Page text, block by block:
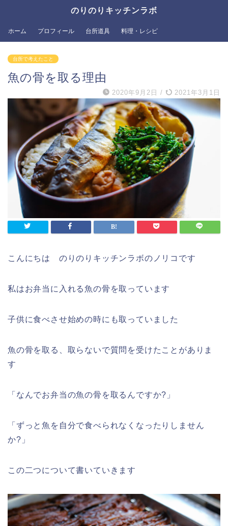
のりのりキッチンラボ
ホーム プロフィール 台所道具 料理・レシピ
台所で考えたこと
魚の骨を取る理由
2020年9月2日 / 2021年3月1日
こんにちは のりのりキッチンラボのノリコです
私はお弁当に入れる魚の骨を取っています
子供に食べさせ始めの時にも取っていました
魚の骨を取る、取らないで質問を受けたことがありま
す
「なんでお弁当の魚の骨を取るんですか?」
「ずっと魚を自分で食べられなくなったりしません
か?」
この二つについて書いていきます